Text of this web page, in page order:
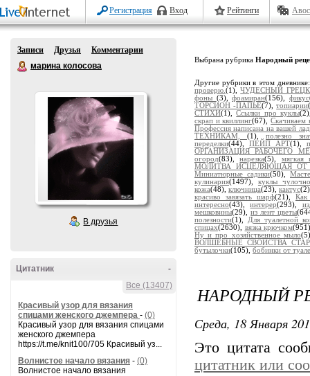
Регистрация Вход Рейтинги
Записи Друзья
Комментарии
марина колосова
В друзья
-
Цитатник
Все (13407)
Красивый узор для вязания
спицами женского джемпера - (0)
Красивый узор для вязания спицами
женского джемпера
https://t.me/knit100/705 Красивый уз...
Волнистое начало вязания - (0)
Волнистое начало вязания
Выбрана рубрика Народный
Другие рубрики в этом
проверю. (1),ЧУДЕСНЫЙ
фоны (3),фоамиран(156),фикус
ТОРСИОН -ПАПЬЕ(7),топиарии
СТИХИ(1),Ссылки про куклы
скрап и квиллинг(67),Скачиваем
Профессия написана на вашей
ТЕХНИКАМ, (1), полезно
переделки(44), ПЕЙП АРТ(1),
ОРГАНИЗАЦИЯ РАБОЧЕГО
огород(83),нарезка(5), мягкая
МОЛИТВА ИСЦЕЛЯЮЩАЯ ОТ
Миниатюрные садики(50),
кулинария(1497), куклы
кожа(48), ключница(23), кактус
красиво завязать шарф(21), Как
интересно(43),интерер(293),
мешковины(29),из лент цветы
полезности(1), Для туалетной
спицах(2630), вязка крючком
Ну и про хозяйственное мыло
ВОЛШЕБНЫЕ СВОЙСТВА
бутылочки(105), бобинки от
НАРОДНЫЙ
Среда, 18 Января
Это цитата
цитатник или